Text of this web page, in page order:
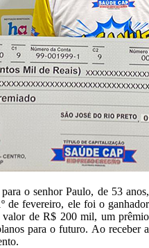
o senhor Paulo, de 53 anos,
de fevereiro, ele foi o ganhador
valor de R$ 200 mil, um prêmio
para o futuro. Ao receber a